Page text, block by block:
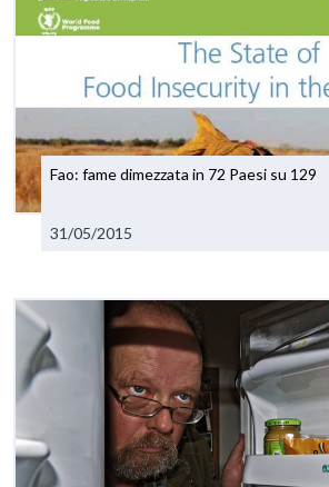
Fao: fame dimezzata in 72 Paesi su 129
31/05/2015